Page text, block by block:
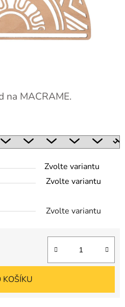
na MACRAME.
Zvolte variantu
Zvolte variantu
Zvolte variantu
KOŠÍKU